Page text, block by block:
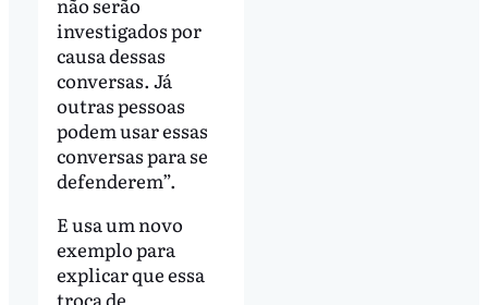
investigados por
causa dessas
conversas. Já
outras pessoas
podem usar essas
conversas para se
defenderem”.
E usa um novo
exemplo para
explicar que essa
troca de